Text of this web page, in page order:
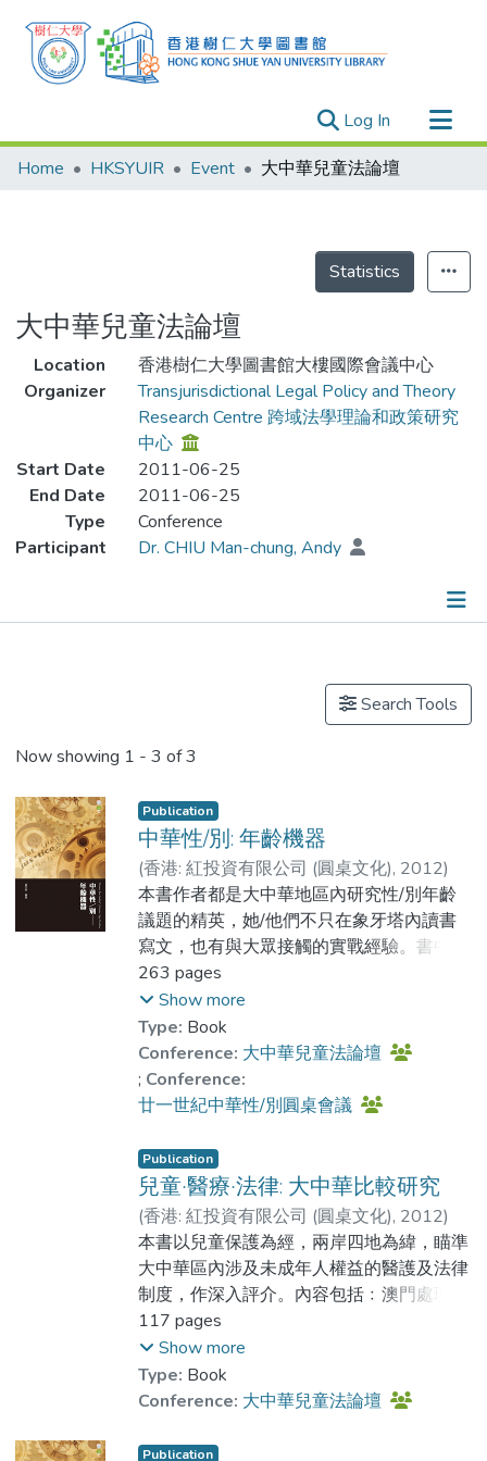
Log In (current)
Research Outputs
Theses
Home HKSYUIR Event 大中華兒童法論壇
Statistics
大中華兒童法論壇
Location
香港樹仁大學圖書館大樓國際會議中心
Organizer
Transjurisdictional Legal Policy and Theory
Research Centre 跨域法學理論和政策研究
中心
Start Date
2011-06-25
End Date
2011-06-25
Type
Conference
Participant
Dr. CHIU Man-chung, Andy
Search Tools
Now showing 1 - 3 of 3
Publication
中華性/別: 年齡機器
(香港: 紅投資有限公司 (圓桌文化), 2012)
Dr. CHIU Man-chung, Andy
本書作者都是大中華地區內研究性/別年齡
議題的精英，她/他們不只在象牙塔內讀書
寫文，也有與大眾接觸的實戰經驗。書中涉
及的題目多元﹕性文化發展、女性身體政
治、佛教情/慾觀、反歧視法、防治性侵犯
法、販賣少女及兒童保護。文章有宏觀文化
圈共同，也有微觀地區特點。希望此書能為
廿一世紀大中華區內的性/別年齡議題比較
研究展開對話。
263 pages
Show more
Type: Book
Conference: 大中華兒童法論壇
; Conference:
廿一世紀中華性/別圓桌會議
Publication
兒童‧醫療‧法律: 大中華比較研究
(香港: 紅投資有限公司 (圓桌文化), 2012)
Dr. CHIU Man-chung, Andy
本書以兒童保護為經，兩岸四地為緯，瞄準
大中華區內涉及未成年人權益的醫護及法律
制度，作深入評介。內容包括﹕澳門處理虐
兒的醫護經驗及法律真空、香港保障兒童的
政策發展探討及現行法律使用、台灣相關法
律介紹、內地研判性侵犯兒童的醫護程序及
相關法律發展。本書內容多重，表達清楚，
貢獻。
117 pages
Show more
Type: Book
Conference: 大中華兒童法論壇
Publication